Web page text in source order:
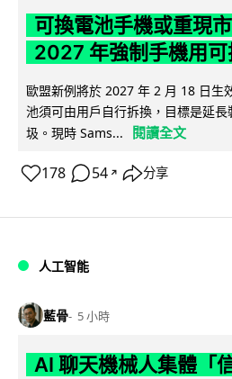
可換電池手機或重現
2027 年強制手機用可
歐盟新例將於 2027 年 2 月 18 日生
池須可由用戶自行拆換，目標是延
圾。現時 Sams...
閱讀全文
178 54 ↗ 分享
人工智能
藍骨 5 小時
AI 聊天機械人集體